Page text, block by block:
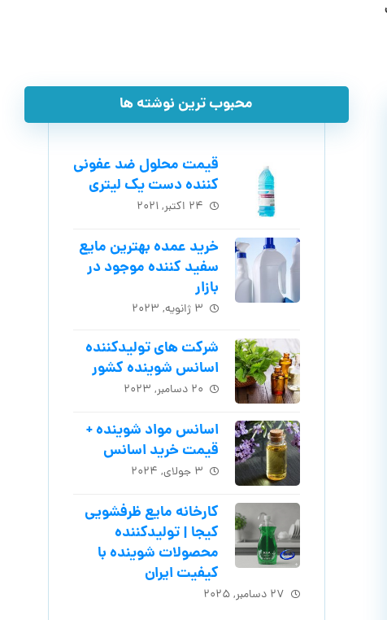
محبوب ترین نوشته ها
قیمت محلول ضد عفونی
کننده دست یک لیتری
۲۴ اکتبر, ۲۰۲۱
خرید عمده بهترین مایع
سفید کننده موجود در
بازار
۳ ژانویه, ۲۰۲۳
شرکت های تولیدکننده
اسانس شوینده کشور
۲۰ دسامبر, ۲۰۲۳
اسانس مواد شوینده +
قیمت خرید اسانس
۳ جولای, ۲۰۲۴
کارخانه مایع ظرفشویی
کیجا | تولیدکننده
محصولات شوینده با
کیفیت ایران
۲۷ دسامبر, ۲۰۲۵